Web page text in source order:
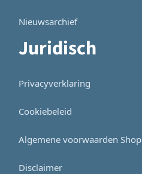
Nieuwsarchief
Juridisch
Privacyverklaring
Cookiebeleid
Algemene voorwaarden Shop
Disclaimer